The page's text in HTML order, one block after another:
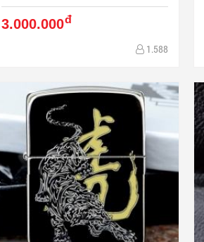
3.000.000đ
1.588